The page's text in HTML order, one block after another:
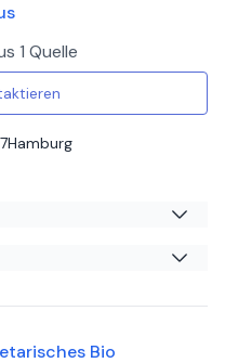
Leistungsverhältnis
1 Quelle
Hamburg
Bio